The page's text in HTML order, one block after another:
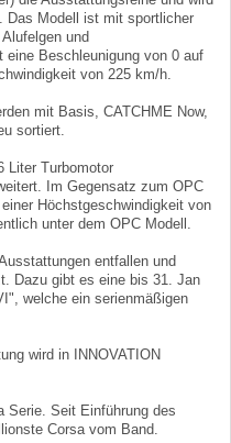
Das Modell ist mit sportlicher
und
eine Beschleunigung von 0 auf
von 225 km/h.
mit Basis, CATCHME Now,
sortiert.
Liter Turbomotor
Im Gegensatz zum OPC
Höchstgeschwindigkeit von
unter dem OPC Modell.
entfallen und
Dazu gibt es eine bis 31. Jan
welche ein serienmäßigen
wird in INNOVATION
Serie. Seit Einführung des
Corsa vom Band.